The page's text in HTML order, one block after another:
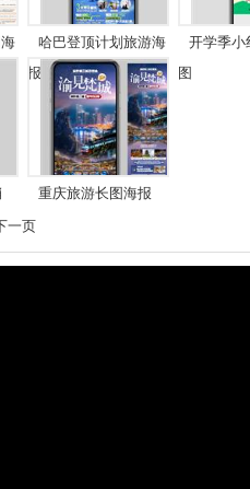
哈巴登顶计划旅游海
报
开学季
图
重庆旅游长图海报
一页